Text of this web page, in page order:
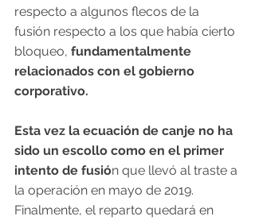
respecto a algunos flecos de la
fusión respecto a los que había cierto
bloqueo, fundamentalmente
relacionados con el gobierno
corporativo.
Esta vez la ecuación de canje no ha
sido un escollo como en el primer
intento de fusión que llevó al traste a
la operación en mayo de 2019.
Finalmente, el reparto quedará en